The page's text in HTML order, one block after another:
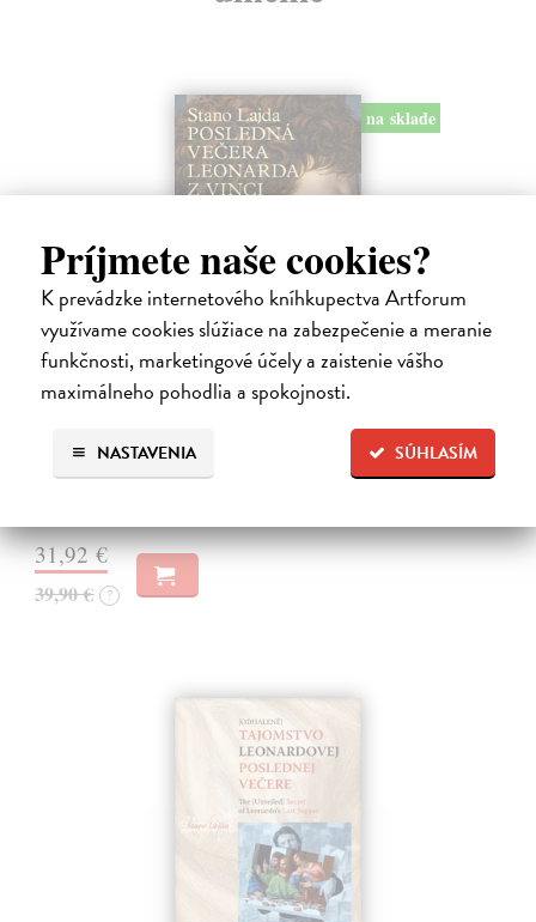
Príjmete naše cookies?
K prevádzke internetového kníhkupectva Artforum
využívame cookies slúžiace na zabezpečenie a meranie
funkčnosti, marketingové účely a zaistenie vášho
maximálneho pohodlia a spokojnosti.
SÚHLASÍM
NASTAVENIA
na sklade
Posledná večera Leonarda z Vinci
Lajda Stano| Kniha
Stano Lajda je súčasný slovenský maliar, ktorý niekoľko rokov
systematicky pracoval na rekonštrukcii ikonickej Poslednej večere,
čo ho inšpirovalo k napísaniu tejto knihy. Odkrýva pred nami silné i
slabé…
31,92 €
39,90 € ?